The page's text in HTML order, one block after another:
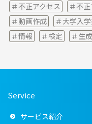
不正アクセス
不
動画作成
大学入
情報
検定 生
Service
サービス紹介